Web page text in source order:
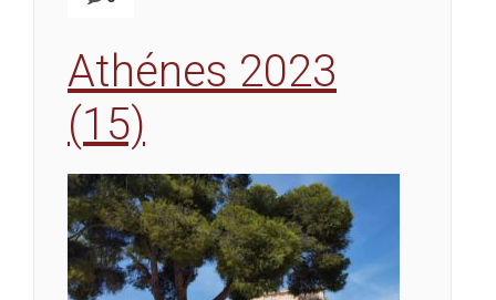
Athénes 2023
(15)